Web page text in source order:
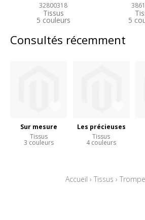
32800318
Tissus
5 couleurs 5
Consultés récemment
Sur mesure
Tissus
3 couleurs
Les précieuses
Tissus
4 couleurs
Accueil › Tissus ›